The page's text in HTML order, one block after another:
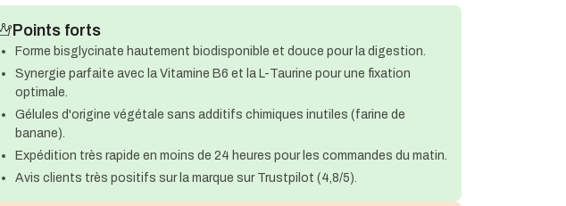
Points forts
Forme bisglycinate hautement biodisponible et douce pour la digestion.
Synergie parfaite avec la Vitamine B6 et la L-Taurine pour une fixation
optimale.
Gélules d'origine végétale sans additifs chimiques inutiles (farine de
banane).
Expédition très rapide en moins de 24 heures pour les commandes du matin.
Avis clients très positifs sur la marque sur Trustpilot (4,8/5).